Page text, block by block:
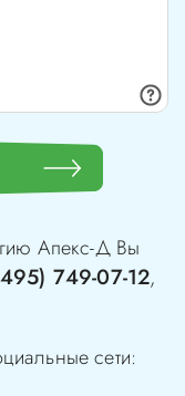
Апекс-ДВы
749-07-12,
сети: